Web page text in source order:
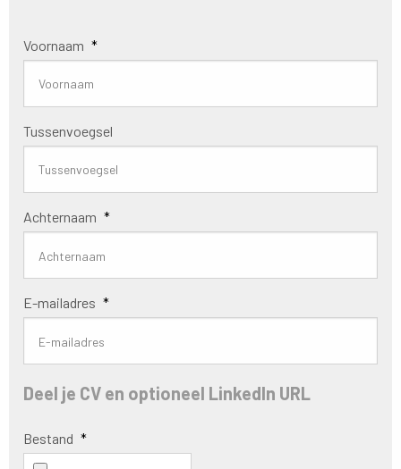
Voornaam *
Tussenvoegsel
Achternaam *
E-mailadres *
Deel je CV en optioneel LinkedIn URL
Bestand *